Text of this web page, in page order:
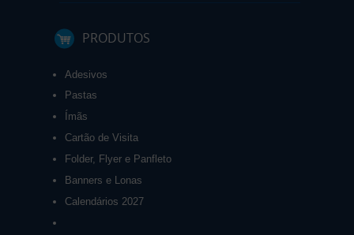
PRODUTOS
Adesivos
Pastas
Ímãs
Cartão de Visita
Folder, Flyer e Panfleto
Banners e Lonas
Calendários 2027